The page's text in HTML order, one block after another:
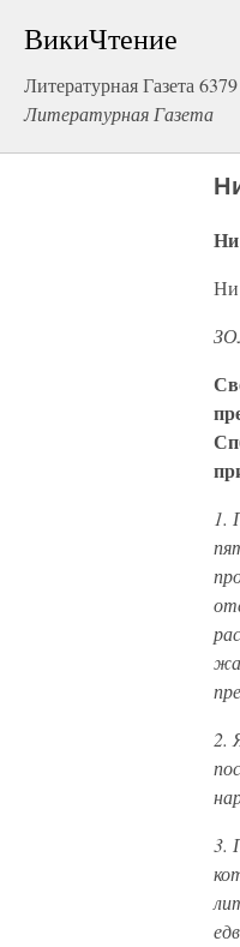
ВикиЧтение
Литературная Газета
Литературная Газета
Ни
Ни
1.
2.
3.